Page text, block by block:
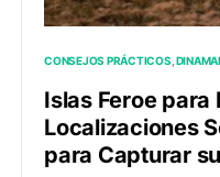
CONSEJOS PRÁCTICOS
Islas Feroe para
Localizaciones
para Capturar